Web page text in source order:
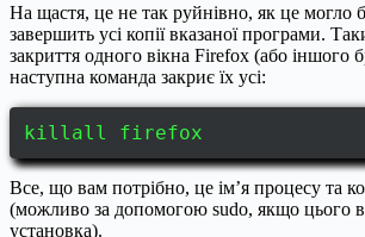
На щастя, це не так руйнівно, як це могло
завершить усі копії вказаної програми.
закриття одного вікна Firefox (або іншого
наступна команда закриє їх усі:
killall firefox
Все, що вам потрібно, це ім’я процесу та
(можливо за допомогою sudo, якщо цього
установка).